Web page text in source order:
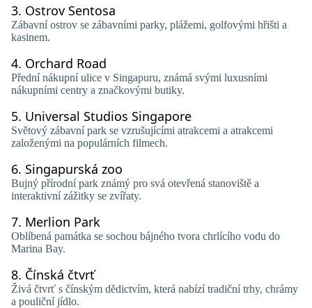
3. Ostrov Sentosa
Zábavní ostrov se zábavními parky, plážemi, golfovými hřišti a
kasinem.
4. Orchard Road
Přední nákupní ulice v Singapuru, známá svými luxusními
nákupními centry a značkovými butiky.
5. Universal Studios Singapore
Světový zábavní park se vzrušujícími atrakcemi a atrakcemi
založenými na populárních filmech.
6. Singapurská zoo
Bujný přírodní park známý pro svá otevřená stanoviště a
interaktivní zážitky se zvířaty.
7. Merlion Park
Oblíbená památka se sochou bájného tvora chrlícího vodu do
Marina Bay.
8. Čínská čtvrť
Živá čtvrť s čínským dědictvím, která nabízí tradiční trhy, chrámy
a pouliční jídlo.